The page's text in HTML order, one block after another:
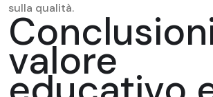
sulla qualità.
valore